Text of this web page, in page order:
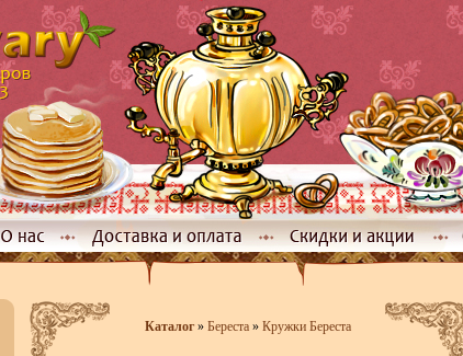
Каталог» Береста» Кружки Береста